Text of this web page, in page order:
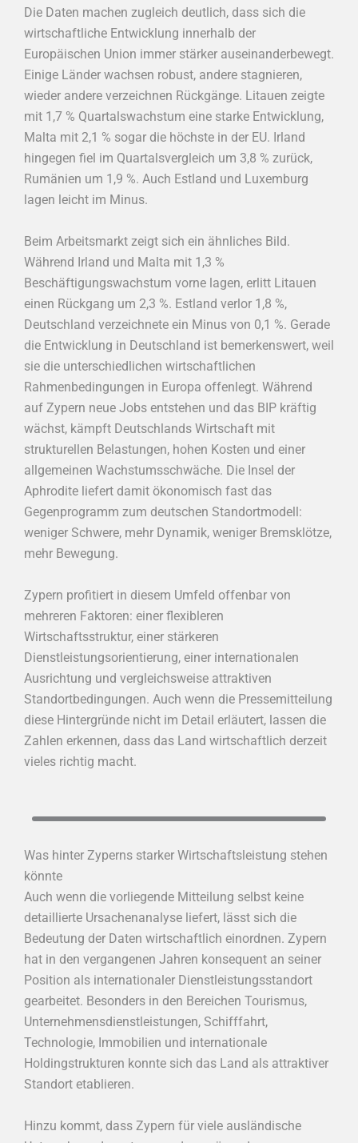
Die Daten machen zugleich deutlich, dass sich die
wirtschaftliche Entwicklung innerhalb der
Europäischen Union immer stärker auseinanderbewegt.
Einige Länder wachsen robust, andere stagnieren,
wieder andere verzeichnen Rückgänge. Litauen zeigte
mit 1,7 % Quartalswachstum eine starke Entwicklung,
Malta mit 2,1 % sogar die höchste in der EU. Irland
hingegen fiel im Quartalsvergleich um 3,8 % zurück,
Rumänien um 1,9 %. Auch Estland und Luxemburg
lagen leicht im Minus.
Beim Arbeitsmarkt zeigt sich ein ähnliches Bild.
Während Irland und Malta mit 1,3 %
Beschäftigungswachstum vorne lagen, erlitt Litauen
einen Rückgang um 2,3 %. Estland verlor 1,8 %,
Deutschland verzeichnete ein Minus von 0,1 %. Gerade
die Entwicklung in Deutschland ist bemerkenswert, weil
sie die unterschiedlichen wirtschaftlichen
Rahmenbedingungen in Europa offenlegt. Während
auf Zypern neue Jobs entstehen und das BIP kräftig
wächst, kämpft Deutschlands Wirtschaft mit
strukturellen Belastungen, hohen Kosten und einer
allgemeinen Wachstumsschwäche. Die Insel der
Aphrodite liefert damit ökonomisch fast das
Gegenprogramm zum deutschen Standortmodell:
weniger Schwere, mehr Dynamik, weniger Bremsklötze,
mehr Bewegung.
Zypern profitiert in diesem Umfeld offenbar von
mehreren Faktoren: einer flexibleren
Wirtschaftsstruktur, einer stärkeren
Dienstleistungsorientierung, einer internationalen
Ausrichtung und vergleichsweise attraktiven
Standortbedingungen. Auch wenn die Pressemitteilung
diese Hintergründe nicht im Detail erläutert, lassen die
Zahlen erkennen, dass das Land wirtschaftlich derzeit
vieles richtig macht.
Was hinter Zyperns starker Wirtschaftsleistung stehen
könnte
Auch wenn die vorliegende Mitteilung selbst keine
detaillierte Ursachenanalyse liefert, lässt sich die
Bedeutung der Daten wirtschaftlich einordnen. Zypern
hat in den vergangenen Jahren konsequent an seiner
Position als internationaler Dienstleistungsstandort
gearbeitet. Besonders in den Bereichen Tourismus,
Unternehmensdienstleistungen, Schifffahrt,
Technologie, Immobilien und internationale
Holdingstrukturen konnte sich das Land als attraktiver
Standort etablieren.
Hinzu kommt, dass Zypern für viele ausländische